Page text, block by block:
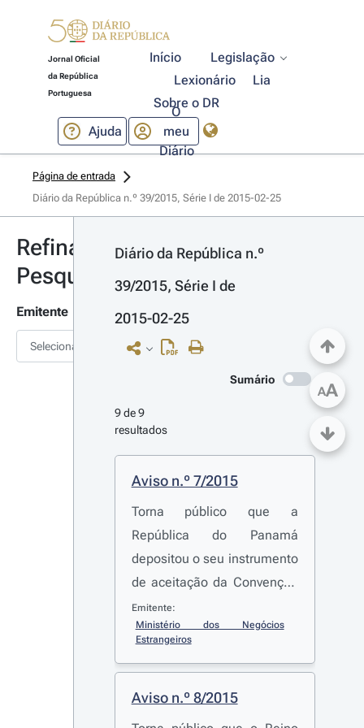
Jornal Oficial
da República
Portuguesa
Início
Legislação
Lexionário
Lia
Sobre o DR
Ajuda
O
meu
Diário
Página de entrada
Diário da República n.º 39/2015, Série I de 2015-02-25
Refinar
Pesquisa
Emitente
Selecionar
Diário da República n.º
39/2015, Série I de
2015-02-25
Sumário
9 de 9
resultados
Aviso n.º 7/2015
Torna público que a
República do Panamá
depositou o seu instrumento
de aceitação da Convenção
sobre o Cibercrime, aberta a
assinatura em Budapeste
Emitente:
Ministério dos Negócios
Estrangeiros
Aviso n.º 8/2015
AA